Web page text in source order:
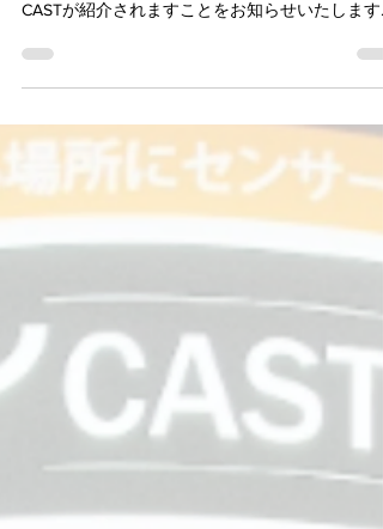
2026年5月27日（水）午後11時6分～、テレビ東
「アンパラレルド～ニッポン発、世界へ～」にて
番組名の「アンパラレルド（比類なきもの）」に
あるように、独自の技術や発想で常識を超え続け
る“日本初の挑戦者”に焦点を当て、社会課題や技
革新の最前線を多角的に掘り下げる経済トーク番
組です。（引用：番組ホームページ） 先日、番
スタッフの方々が熊本にあるオフィスと、CAST
までお越しいただき、取材していただきました。
自社製品である「ULTRACK®」に関する独自開発
たセンサー技術についてお話ししております。ぜ
ひご覧ください。 ※放送日時や内容は変更とな
場合がございます。